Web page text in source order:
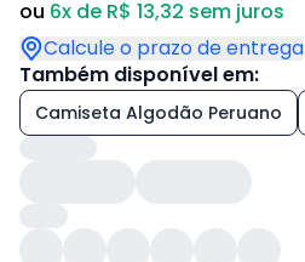
ou 6x de R$ 13,32 sem juros
Calcule o prazo de entrega
Também disponível em:
Camiseta Algodão Peruano